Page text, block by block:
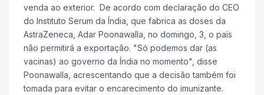
venda ao exterior. De acordo com declaração do CEO
do Instituto Serum da Índia, que fabrica as doses da
AstraZeneca, Adar Poonawalla, no domingo, 3, o país
não permitirá a exportação. "Só podemos dar (as
vacinas) ao governo da Índia no momento", disse
Poonawalla, acrescentando que a decisão também foi
tomada para evitar o encarecimento do imunizante.